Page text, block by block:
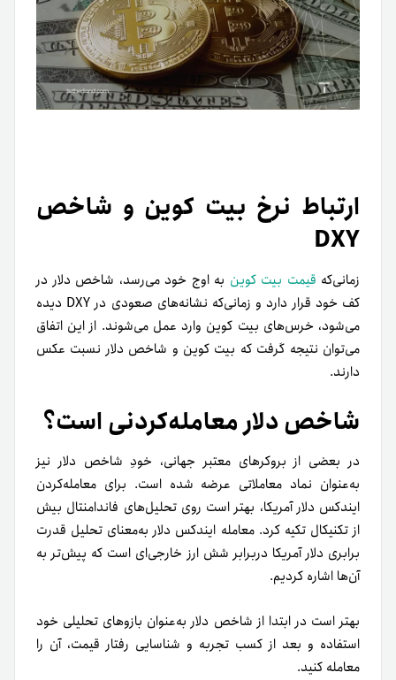
ارتباط نرخ بیت کوین و شاخص
DXY
زمانی‌که قیمت بیت کوین به اوج خود می‌رسد، شاخص دلار در
کف خود قرار دارد و زمانی‌که نشانه‌های صعودی در DXY دیده
می‌شود، خرس‌های بیت کوین وارد عمل می‌شوند. از این اتفاق
می‌توان نتیجه گرفت که بیت کوین و شاخص دلار نسبت عکس
دارند.
شاخص دلار معامله‌کردنی است؟
در بعضی از بروکرهای معتبر جهانی، خودِ شاخص دلار نیز
به‌عنوان نماد معاملاتی عرضه شده است. برای معامله‌کردن
ایندکس دلار آمریکا، بهتر است روی تحلیل‌های فاندامنتال بیش
از تکنیکال تکیه کرد. معامله‌ ایندکس دلار به‌معنای تحلیل قدرت
برابری دلار آمریکا در‌برابر شش ارز خارجی‌ای است که پیش‌تر به
آن‌ها اشاره کردیم.
بهتر است در ابتدا از شاخص دلار به‌عنوان بازوهای تحلیلی خود
استفاده و بعد از کسب تجربه و شناسایی رفتار قیمت، آن را
معامله کنید.